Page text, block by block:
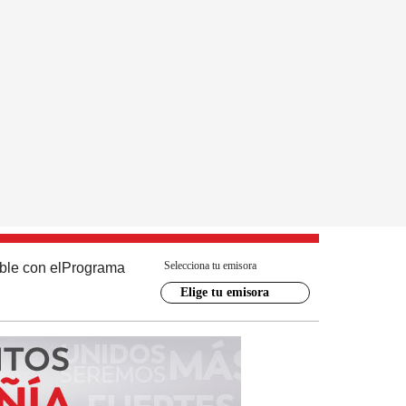
con el Programa Selecciona tu emisora
Elige tu emisora